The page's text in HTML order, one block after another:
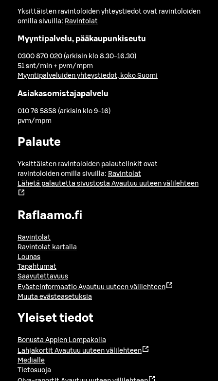
Yksittäisten ravintoloiden yhteystiedot ovat ravintoloiden
omilla sivuilla: Ravintolat
Myyntipalvelu, pääkaupunkiseutu
0300 870 020 (arkisin klo 8.30-16.30)
51 snt/min + pvm/mpm
Myyntipalveluiden yhteystiedot, koko Suomi
Asiakasomistajapalvelu
010 76 5858 (arkisin klo 9-16)
pvm/mpm
Palaute
Yksittäisten ravintoloiden palautelinkit ovat
ravintoloiden omilla sivuilla: Ravintolat
Lähetä palautetta sivustosta Avautuu uuteen välilehteen
Raflaamo.fi
Ravintolat
Ravintolat kartalla
Lounas
Tapahtumat
Saavutettavuus
Evästeinformaatio Avautuu uuteen välilehteen
Muuta evästeasetuksia
Yleiset tiedot
Bonusta Applen Lompakolla
Lahjakortit Avautuu uuteen välilehteen
Medialle
Tietosuoja